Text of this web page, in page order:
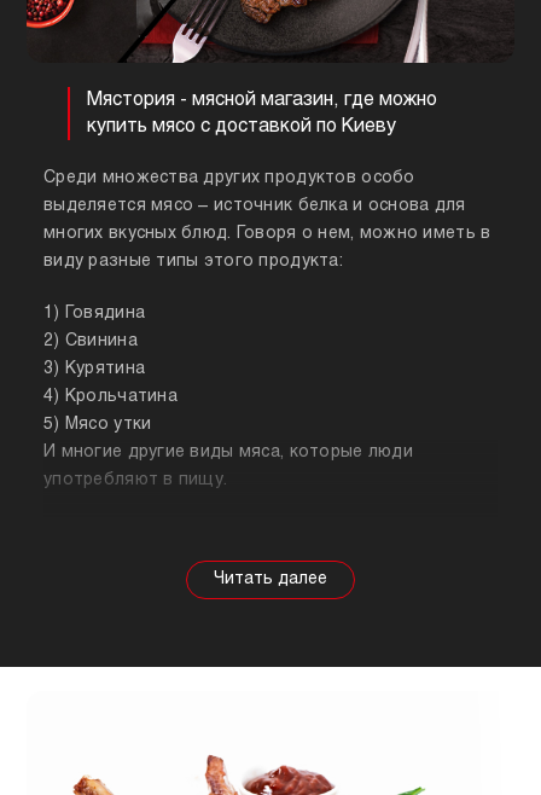
Мястория - мясной магазин, где можно
купить мясо с доставкой по Киеву
Среди множества других продуктов особо
выделяется мясо – источник белка и основа для
многих вкусных блюд. Говоря о нем, можно иметь в
виду разные типы этого продукта:
1) Говядина
2) Свинина
3) Курятина
4) Крольчатина
5) Мясо утки
И многие другие виды мяса, которые люди
употребляют в пищу.
полезных свойствах. Важно понимать, что в
зависимости от животного свойства продукта
подходит для шашлыка, а мясо перепела отлично